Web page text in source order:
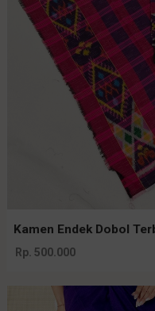
Kamen Endek Dobol
Rp. 500.000